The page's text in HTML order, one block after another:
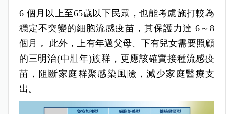
6 個月以上至65歲以下民眾，也能考慮施打較為
穩定不突變的細胞流感疫苗，其保護力達 6～8
個月 。此外，上有年邁父母、下有兒女需要照顧
的三明治(中壯年)族群，更應該確實接種流感疫
苗，阻斷家庭群聚感染風險，減少家庭醫療支
出。